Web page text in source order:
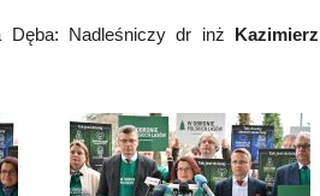
Dęba: Nadleśniczy dr inż Kazimierz